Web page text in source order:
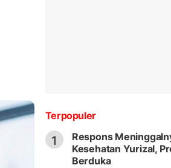
Terpopuler
1
Respons
Kesehatan Yurizal,
Berduka